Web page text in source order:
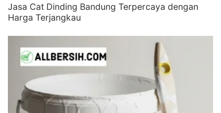
Jasa Cat Dinding Bandung Terpercaya dengan
Harga Terjangkau